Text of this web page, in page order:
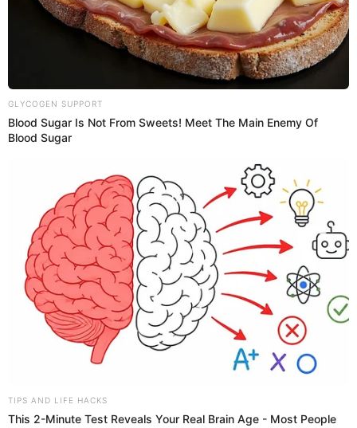
Prepara sopa de morón con
verduras tradicional peruano